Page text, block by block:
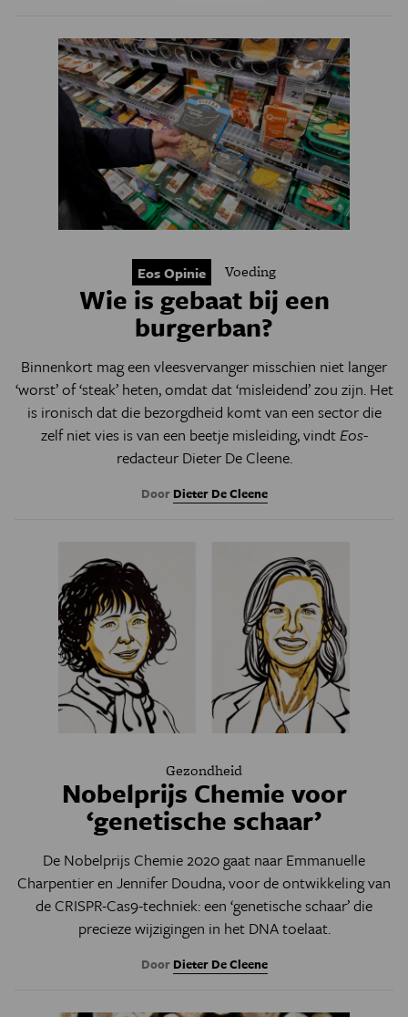
Eos Opinie Voeding
Wie is gebaat bij een
burgerban?
Binnenkort mag een vleesvervanger misschien niet langer
‘worst’ of ‘steak’ heten, omdat dat ‘misleidend’ zou zijn. Het
is ironisch dat die bezorgdheid komt van een sector die
zelf niet vies is van een beetje misleiding, vindtEos-
redacteur Dieter De Cleene.
Door Dieter De Cleene
Gezondheid
Nobelprijs Chemie voor
‘genetische schaar’
De Nobelprijs Chemie 2020 gaat naar Emmanuelle
Charpentier en Jennifer Doudna, voor de ontwikkeling van
de CRISPR-Cas9-techniek: een ‘genetische schaar’ die
precieze wijzigingen in het DNA toelaat.
Door Dieter De Cleene